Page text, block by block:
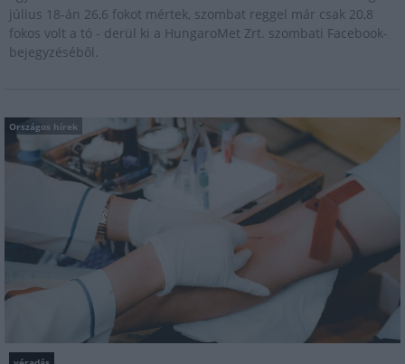
július 18-án 26,6 fokot mértek, szombat reggel már csak 20,8
fokos volt a tó - derül ki a HungaroMet Zrt. szombati Facebook-
bejegyzéséből.
Országos hírek